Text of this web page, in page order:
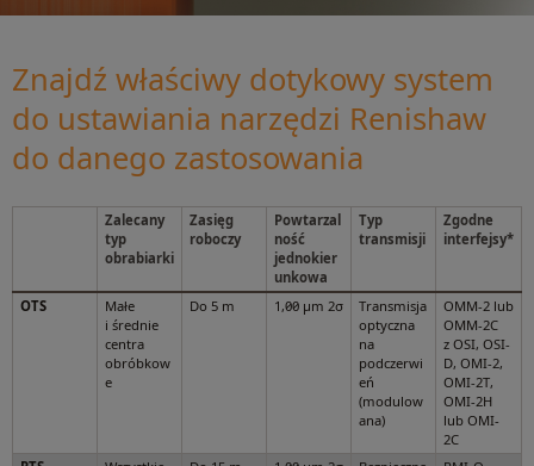
Znajdź właściwy dotykowy system
do ustawiania narzędzi Renishaw
do danego zastosowania
Zalecany
typ
obrabiarki
Zasięg
roboczy
Powtarzal
ność
jednokier
unkowa
Typ
transmisji
Zgodne
interfejsy*
OTS
Małe
i średnie
centra
obróbkow
e
Do 5 m 1,00 µm 2σ
Transmisja
optyczna
na
podczerwi
eń
(modulow
ana)
OMM-2 lub
OMM-2C
z OSI, OSI-
D, OMI-2,
OMI-2T,
OMI-2H
lub OMI-
2C